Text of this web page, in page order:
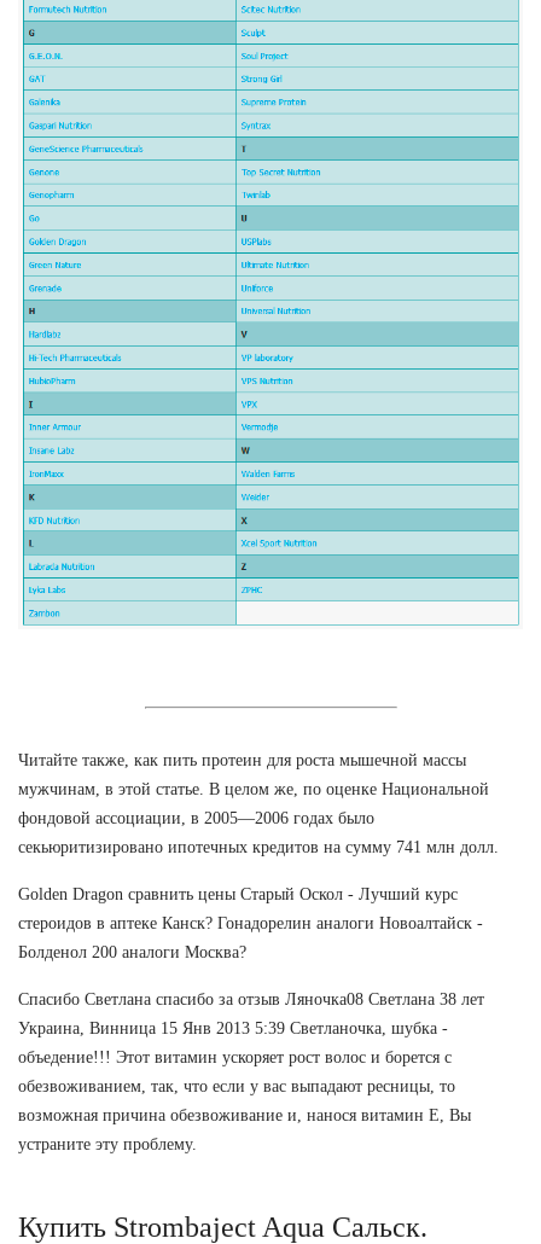
Читайте также, как пить протеин для роста мышечной массы
мужчинам, в этой статье. В целом же, по оценке Национальной
фондовой ассоциации, в 2005—2006 годах было
секьюритизировано ипотечных кредитов на сумму 741 млн долл.
Golden Dragon сравнить цены Старый Оскол - Лучший курс
стероидов в аптеке Канск? Гонадорелин аналоги Новоалтайск -
Болденол 200 аналоги Москва?
Спасибо Светлана спасибо за отзыв Ляночка08 Светлана 38 лет
Украина, Винница 15 Янв 2013 5:39 Светланочка, шубка -
объедение!!! Этот витамин ускоряет рост волос и борется с
обезвоживанием, так, что если у вас выпадают ресницы, то
возможная причина обезвоживание и, нанося витамин Е, Вы
устраните эту проблему.
Купить Strombaject Aqua Сальск.